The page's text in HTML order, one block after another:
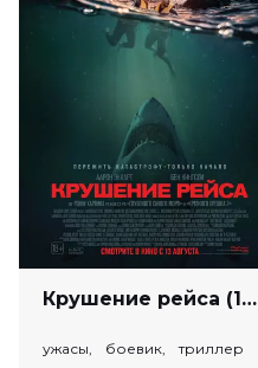
Крушение рейса (18+)
ужасы, боевик, триллер